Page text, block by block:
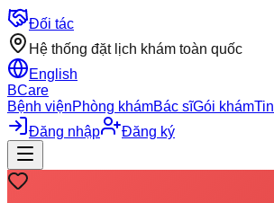
Đối tác
Hệ thống đặt lịch khám toàn quốc
English
BCare
Bệnh việnPhòng khámBác sĩGói khám
Đăng nhập
Đăng ký